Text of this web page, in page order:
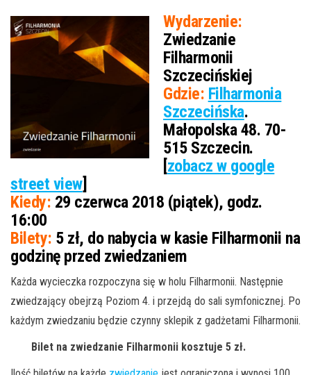
Wydarzenie:
Zwiedzanie
Filharmonii
Szczecińskiej
Gdzie: Filharmonia
Szczecińska.
Małopolska 48. 70-
515 Szczecin.
[zobacz w google
street view]
Kiedy: 29 czerwca 2018 (piątek), godz.
16:00
Bilety: 5 zł, do nabycia w kasie Filharmonii na
godzinę przed zwiedzaniem
Każda wycieczka rozpoczyna się w holu Filharmonii. Następnie
zwiedzający obejrzą Poziom 4. i przejdą do sali symfonicznej. Po
każdym zwiedzaniu będzie czynny sklepik z gadżetami Filharmonii.
Bilet na zwiedzanie Filharmonii kosztuje 5 zł.